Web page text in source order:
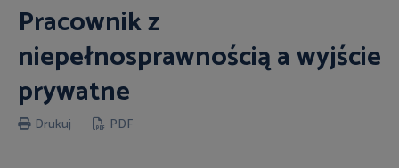
Pracownik z
niepełnosprawnością a wyjście
prywatne
Drukuj PDF